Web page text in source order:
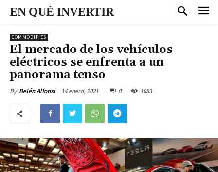
EN QUÉ INVERTIR
COMMODITIES
El mercado de los vehículos
eléctricos se enfrenta a un
panorama tenso
By Belén Alfonsi 14 enero, 2021 0 1083